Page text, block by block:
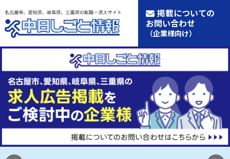
掲載についての
お問い合わせ
（企業様向け）